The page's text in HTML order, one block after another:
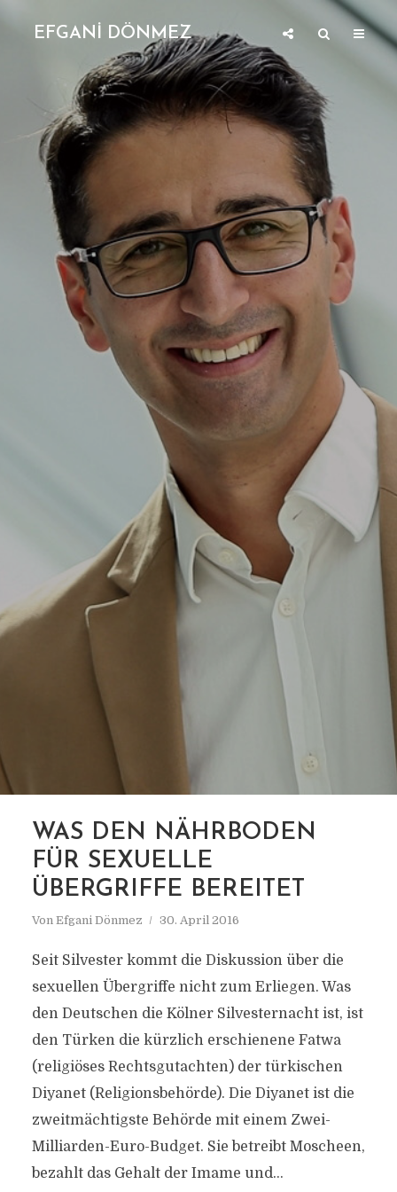
EFGANİ DÖNMEZ
MARKIERUNG
SEXUELLE ÜBERGRIFFE
WAS DEN NÄHRBODEN
FÜR SEXUELLE
ÜBERGRIFFE BEREITET
Von Efgani Dönmez 30. April 2016
Seit Silvester kommt die Diskussion über die
sexuellen Übergriffe nicht zum Erliegen. Was
den Deutschen die Kölner Silvesternacht ist, ist
den Türken die kürzlich erschienene Fatwa
(religiöses Rechtsgutachten) der türkischen
Diyanet (Religionsbehörde). Die Diyanet ist die
zweitmächtigste Behörde mit einem Zwei-
Milliarden-Euro-Budget. Sie betreibt Moscheen,
bezahlt das Gehalt der Imame und...